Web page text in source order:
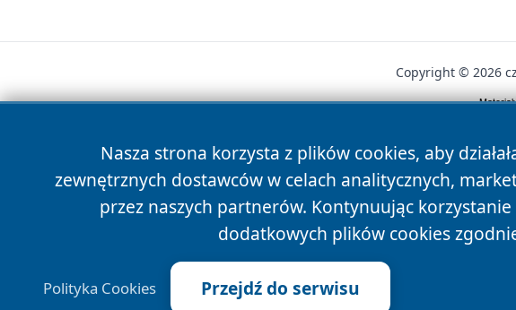
Nasza strona korzysta z plików cookies, aby
zewnętrznych dostawców w celach analitycznych,
przez naszych partnerów. Kontynuując
dodatkowych plików cookies
Polityka Cookies Przejdź do serwisu
Copyright © 2026